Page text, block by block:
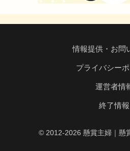
情報提供・お問
プライバシー
運営者情
終了情報
© 2012-2026 懸賞主婦｜懸